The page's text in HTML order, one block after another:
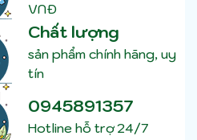
VNĐ
Chất lượng
sản phẩm chính hãng, uy
tín
0945891357
Hotline hỗ trợ 24/7